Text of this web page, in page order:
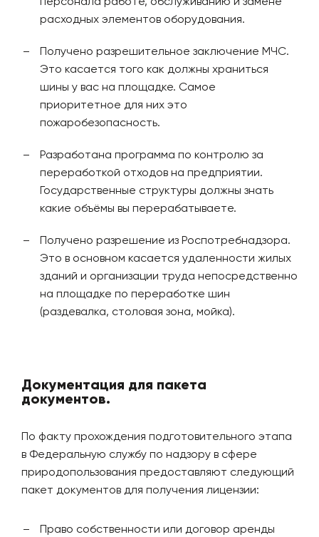
расходных элементов оборудования.
Получено разрешительное заключение МЧС.
Это касается того как должны храниться
шины у вас на площадке. Самое
приоритетное для них это
пожаробезопасность.
Разработана программа по контролю за
переработкой отходов на предприятии.
Государственные структуры должны знать
какие объёмы вы перерабатываете.
Получено разрешение из Роспотребнадзора.
Это в основном касается удаленности жилых
зданий и организации труда непосредственно
на площадке по переработке шин
(раздевалка, столовая зона, мойка).
Документация для пакета
документов.
По факту прохождения подготовительного этапа
в Федеральную службу по надзору в сфере
природопользования предоставляют следующий
пакет документов для получения лицензии:
Право собственности или договор аренды